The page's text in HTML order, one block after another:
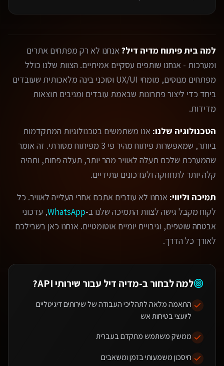
למה בית פיתוח מדיה דיל?אנחנו לא רק מפתחים אתרים
ומערכות - אנחנו שותפים עסקיים אמיתיים. הצוות שלנו כולל
מפתחים מנוסים, מומחי UX/UI וסוכני בינה מלאכותית שעובדים
ביחד כדי ליצור פתרונות שבאמת עובדים ומניבים תוצאות
מדידות.
הטכנולוגיה שלנו: אנו משתמשים בטכנולוגיות המתקדמות
ביותר, שמאפשרות פיתוח מהיר פי 3 מפיתוח מסורתי. זה אומר
שהמערכת שלכם תעלה לאוויר מהר יותר, תעלה פחות, ותהיה
קלה יותר לתחזוקה ולעדכונים עתידיים.
תמיכה וליווי: אנחנו לא עוזבים אתכם אחרי העלייה לאוויר. כל
לקוח מקבל גישה לצוות התמיכה שלנו ב-WhatsApp, עדכוני
אבטחה שוטפים, וגיבויים יומיים אוטומטיים. אנחנו כאן בשבילכם
לאורך כל הדרך.
למה לבחור ב-מדיה דיל עבור שירותי API ?
התאמה מלאה לתהליכי העבודה של שירותים דיגיטליים
ליועצי בטיחות אש
ממשק משתמש מתקדם בעברית
חיסכון משמעותי בזמן ומשאבים